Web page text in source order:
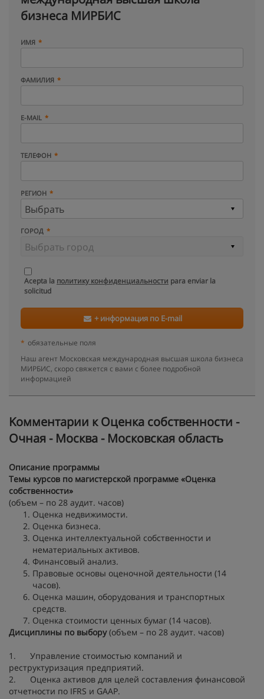
бизнеса МИРБИС
ИМЯ
ФАМИЛИЯ
E-MAIL
ТЕЛЕФОН
РЕГИОН
ГОРОД
Acepta la политику конфиденциальности para enviar la
solicitud
+ информация по E-mail
* обязательные поля
Наш агент Московская международная высшая школа бизнеса
МИРБИС, скоро свяжется с вами с более подробной
информацией
Kомментарии к Оценка собственности -
Очная - Москва - Московская область
Описание программы
Темы курсов по магистерской программе «Оценка
собственности»
(объем – по 28 аудит. часов)
Оценка недвижимости.
Оценка бизнеса.
Оценка интеллектуальной собственности и
нематериальных активов.
Финансовый анализ.
Правовые основы оценочной деятельности (14
часов).
Оценка машин, оборудования и транспортных
средств.
Оценка стоимости ценных бумаг (14 часов).
Дисциплины по выбору(объем – по 28 аудит. часов)
1. Управление стоимостью компаний и
реструктуризация предприятий.
2. Оценка активов для целей составления финансовой
отчетности по IFRS и GAAP.